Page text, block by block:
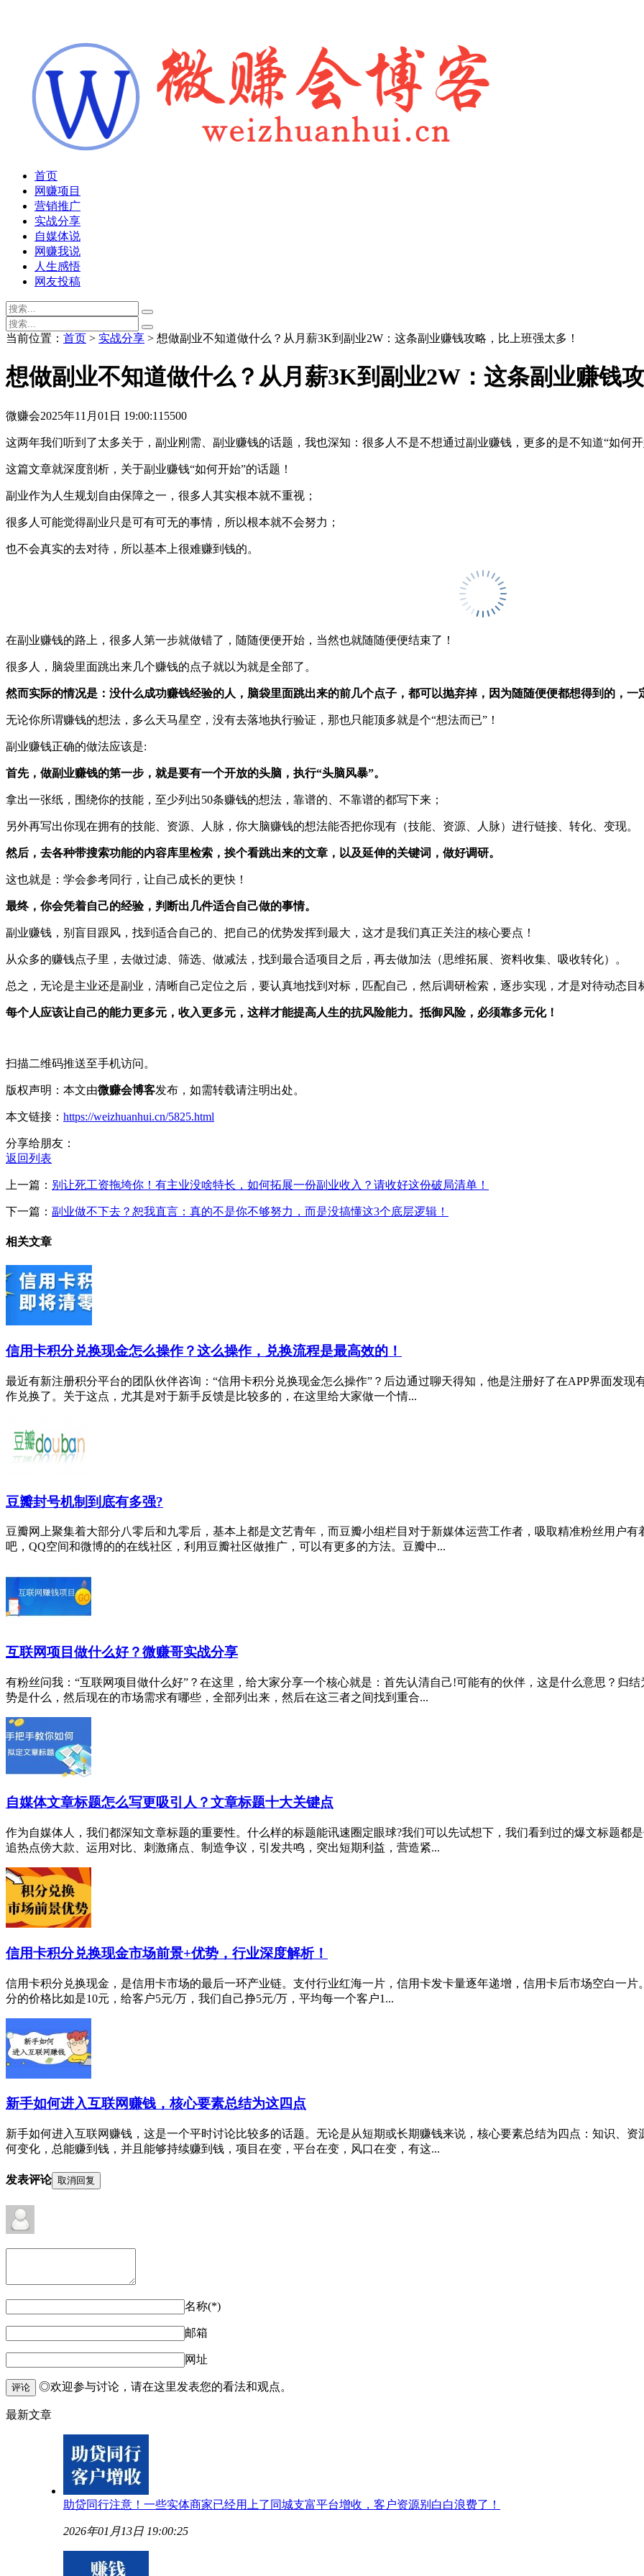
首页
网赚项目
营销推广
实战分享
自媒体说
网赚我说
人生感悟
网友投稿
当前位置： 首页 > 实战分享 > 想做副业不知道做什么？从月薪3K到副业2W：这条副业赚钱攻略，比上班强太多！
想做副业不知道做什么？从月薪3K到副业2W：这条副业赚钱
微赚会2025年11月01日 19:00:11 5500
这两年我们听到了太多关于，副业刚需、副业赚钱的话题，我也深知：很多人不是不想通过副业赚钱，更多的是不知道“如何开
这篇文章就深度剖析，关于副业赚钱“如何开始”的话题！
副业作为人生规划自由保障之一，很多人其实根本就不重视；
很多人可能觉得副业只是可有可无的事情，所以根本就不会努力；
也不会真实的去对待，所以基本上很难赚到钱的。
在副业赚钱的路上，很多人第一步就做错了，随随便便开始，当然也就随随便便结束了！
很多人，脑袋里面跳出来几个赚钱的点子就以为就是全部了。
然而实际的情况是： 没什么成功赚钱经验的人，脑袋里面跳出来的前几个点子，都可以抛弃掉，因为随随便便都想得到的，一
无论你所谓赚钱的想法，多么天马星空，没有去落地执行验证，那也只能顶多就是个“想法而已”！
副业赚钱正确的做法应该是:
首先，做副业赚钱的第一步，就是要有一个开放的头脑，执行“头脑风暴”。
拿出一张纸，围绕你的技能，至少列出50条赚钱的想法，靠谱的、不靠谱的都写下来；
另外再写出你现在拥有的技能、资源、人脉，你大脑赚钱的想法能否把你现有（技能、资源、人脉）进行链接、转化、变现。
然后，去各种带搜索功能的内容库里检索，挨个看跳出来的文章，以及延伸的关键词，做好调研。
这也就是：学会参考同行，让自己成长的更快！
最终，你会凭着自己的经验，判断出几件适合自己做的事情。
副业赚钱，别盲目跟风，找到适合自己的、把自己的优势发挥到最大，这才是我们真正关注的核心要点！
从众多的赚钱点子里，去做过滤、筛选、做减法，找到最合适项目之后，再去做加法（思维拓展、资料收集、吸收转化）。
总之，无论是主业还是副业，清晰自己定位之后，要认真地找到对标，匹配自己，然后调研检索，逐步实现，才是对待动态目
每个人应该让自己的能力更多元，收入更多元，这样才能提高人生的抗风险能力。 抵御风险，必须靠多元化！
扫描二维码推送至手机访问。
版权声明：本文由微赚会博客发布，如需转载请注明出处。
本文链接： https://weizhuanhui.cn/5825.html
分享给朋友：
返回列表
上一篇： 别让死工资拖垮你！有主业没啥特长，如何拓展一份副业收入？请收好这份破局清单！
下一篇： 副业做不下去？恕我直言：真的不是你不够努力，而是没搞懂这3个底层逻辑！
相关文章
信用卡积分兑换现金怎么操作？这么操作，兑换流程是最高效的！
最近有新注册积分平台的团队伙伴咨询：“信用卡积分兑换现金怎么操作”？后边通过聊天得知，他是注册好了在APP界面发
作兑换了。关于这点，尤其是对于新手反馈是比较多的，在这里给大家做一个情...
豆瓣封号机制到底有多强?
豆瓣网上聚集着大部分八零后和九零后，基本上都是文艺青年，而豆瓣小组栏目对于新媒体运营工作者，吸取精准粉丝用户
吧，QQ空间和微博的的在线社区，利用豆瓣社区做推广，可以有更多的方法。豆瓣中...
互联网项目做什么好？微赚哥实战分享
有粉丝问我：“互联网项目做什么好”？在这里，给大家分享一个核心就是：首先认清自己!可能有的伙伴，这是什么意思？归
势是什么，然后现在的市场需求有哪些，全部列出来，然后在这三者之间找到重合...
自媒体文章标题怎么写更吸引人？文章标题十大关键点
作为自媒体人，我们都深知文章标题的重要性。什么样的标题能讯速圈定眼球?我们可以先试想下，我们看到过的爆文标题都
追热点傍大款、运用对比、刺激痛点、制造争议，引发共鸣，突出短期利益，营造紧...
信用卡积分兑换现金市场前景+优势，行业深度解析！
信用卡积分兑换现金，是信用卡市场的最后一环产业链。支付行业红海一片，信用卡发卡量逐年递增，信用卡后市场空白一
分的价格比如是10元，给客户5元/万，我们自己挣5元/万，平均每一个客户1...
新手如何进入互联网赚钱，核心要素总结为这四点
新手如何进入互联网赚钱，这是一个平时讨论比较多的话题。无论是从短期或长期赚钱来说，核心要素总结为四点：知识、
何变化，总能赚到钱，并且能够持续赚到钱，项目在变，平台在变，风口在变，有这...
发表评论 取消回复
名称(*)
邮箱
网址
评论 ◎欢迎参与讨论，请在这里发表您的看法和观点。
最新文章
助贷同行注意！一些实体商家已经用上了同城支富平台增收，客户资源别白白浪费了！
2026年01月13日 19:00:25